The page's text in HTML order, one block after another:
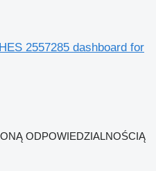
2557285 dashboard for
ODPOWIEDZIALNOŚCIĄ